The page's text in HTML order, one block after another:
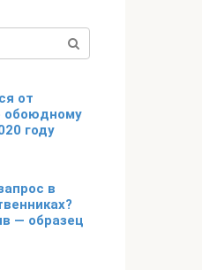
от
обоюдному
году
в
— образец